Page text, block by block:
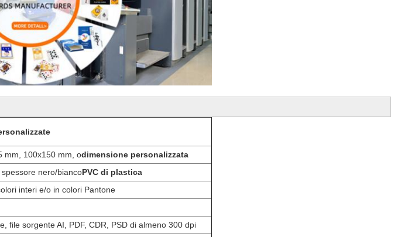
mm, 100x150 mm, odimensione personalizzata
nero/biancoPVC di plastica
interi e/o in colori Pantone
file sorgente AI, PDF, CDR, PSD di almeno 300 dpi